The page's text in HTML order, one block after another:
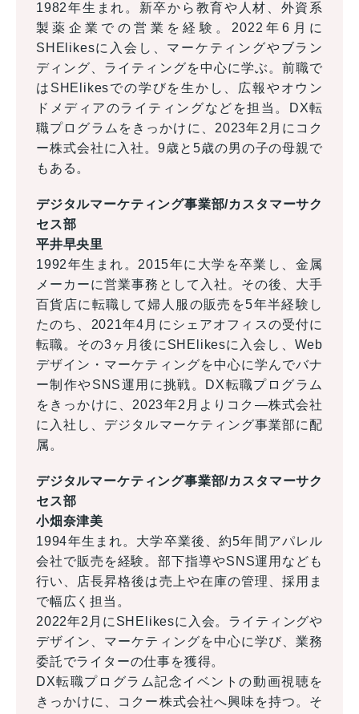
1982年生まれ。新卒から教育や人材、外資系
製薬企業での営業を経験。2022年6月に
SHElikesに入会し、マーケティングやブラン
ディング、ライティングを中心に学ぶ。前職で
はSHElikesでの学びを生かし、広報やオウン
ドメディアのライティングなどを担当。DX転
職プログラムをきっかけに、2023年2月にコク
ー株式会社に入社。9歳と5歳の男の子の母親で
もある。
デジタルマーケティング事業部/カスタマーサク
セス部
平井早央里
1992年生まれ。2015年に大学を卒業し、金属
メーカーに営業事務として入社。その後、大手
百貨店に転職して婦人服の販売を5年半経験し
たのち、2021年4月にシェアオフィスの受付に
転職。その3ヶ月後にSHElikesに入会し、Web
デザイン・マーケティングを中心に学んでバナ
ー制作やSNS運用に挑戦。DX転職プログラム
をきっかけに、2023年2月よりコク―株式会社
に入社し、デジタルマーケティング事業部に配
属。
デジタルマーケティング事業部/カスタマーサク
セス部
小畑奈津美
1994年生まれ。大学卒業後、約5年間アパレル
会社で販売を経験。部下指導やSNS運用なども
行い、店長昇格後は売上や在庫の管理、採用ま
で幅広く担当。
2022年2月にSHElikesに入会。ライティングや
デザイン、マーケティングを中心に学び、業務
委託でライターの仕事を獲得。
DX転職プログラム記念イベントの動画視聴を
きっかけに、コクー株式会社へ興味を持つ。そ